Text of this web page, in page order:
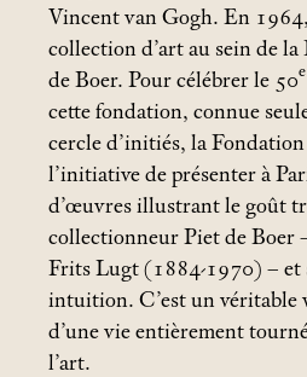
Vincent van Gogh. En
collection d’art au sein de
de Boer. Pour célébrer le 50e
cette fondation, connue
cercle d’initiés, la
l’initiative de présenter à
d’œuvres illustrant le goût
collectionneur Piet de Boer
Frits Lugt (1884-1970) – et
intuition. C’est un véritable
d’une vie entièrement
l’art.